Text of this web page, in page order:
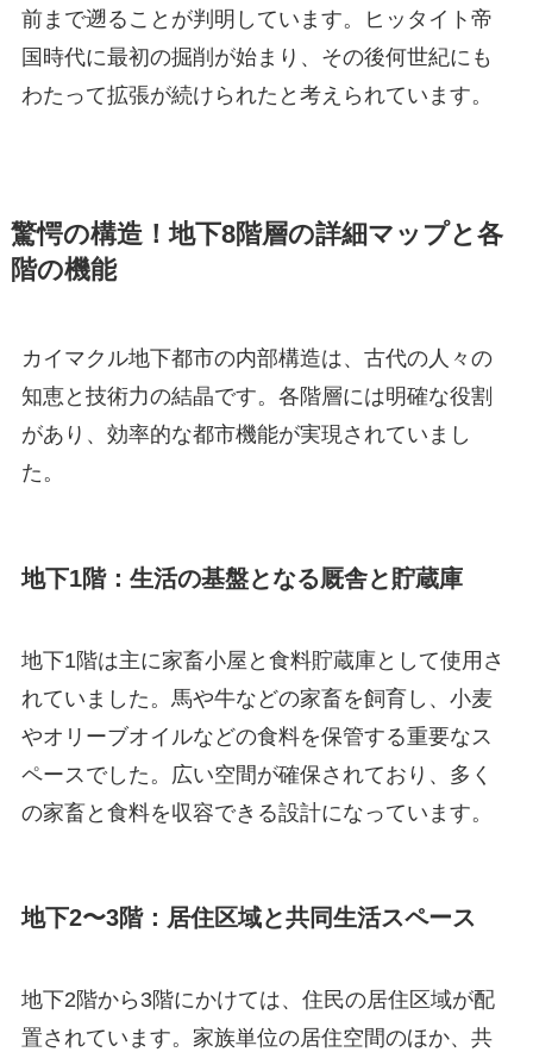
前まで遡ることが判明しています。ヒッタイト帝
国時代に最初の掘削が始まり、その後何世紀にも
わたって拡張が続けられたと考えられています。
驚愕の構造！地下8階層の詳細マップと各
階の機能
カイマクル地下都市の内部構造は、古代の人々の
知恵と技術力の結晶です。各階層には明確な役割
があり、効率的な都市機能が実現されていまし
た。
地下1階：生活の基盤となる厩舎と貯蔵庫
地下1階は主に家畜小屋と食料貯蔵庫として使用さ
れていました。馬や牛などの家畜を飼育し、小麦
やオリーブオイルなどの食料を保管する重要なス
ペースでした。広い空間が確保されており、多く
の家畜と食料を収容できる設計になっています。
地下2〜3階：居住区域と共同生活スペース
地下2階から3階にかけては、住民の居住区域が配
置されています。家族単位の居住空間のほか、共